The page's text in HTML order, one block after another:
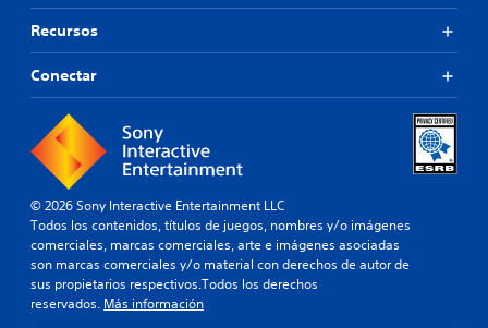
Recursos
Conectar
© 2026 Sony Interactive Entertainment LLC
Todos los contenidos, títulos de juegos, nombres y/o imágenes
comerciales, marcas comerciales, arte e imágenes asociadas
son marcas comerciales y/o material con derechos de autor de
sus propietarios respectivos.Todos los derechos
reservados. Más información